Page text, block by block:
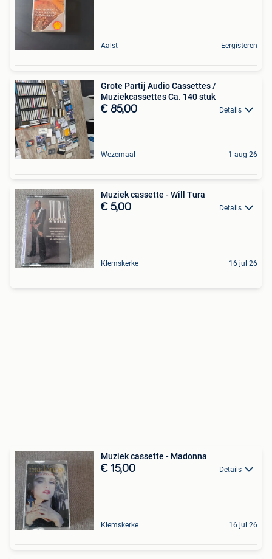
Aalst Eergisteren
​Grote Partij Audio Cassettes /
Muziekcassettes Ca. 140 stuk
€ 85,00 Details
Wezemaal 1 aug 26
Muziek cassette - Will Tura
€ 5,00 Details
Klemskerke 16 jul 26
Muziek cassette - Madonna
€ 15,00 Details
Klemskerke 16 jul 26